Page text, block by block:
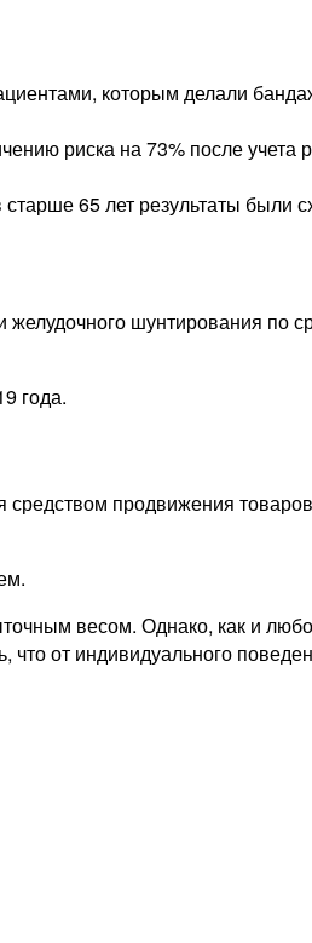
которым делали
риска на 73% после учета
65 лет результаты были
желудочного шунтирования по
года.
продвижения
весом. Однако, как и
от индивидуального